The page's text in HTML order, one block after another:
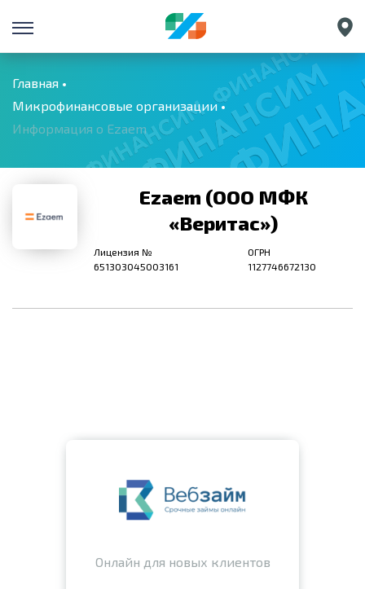
Санкт-Петербург
Екатеринбург
Краснодар
Нижний Новгород
Главная
Микрофинансовые организации
Информация о Ezaem
Ezaem (ООО МФК
«Веритас»)
Лицензия №
651303045003161
ОГРН
1127746672130
Онлайн для новых клиентов